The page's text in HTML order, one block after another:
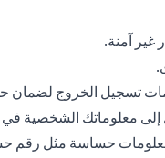
غير آمنة.
تسجيل الخروج لضمان
معلوماتك الشخصية
معلومات حساسة مثل رقم